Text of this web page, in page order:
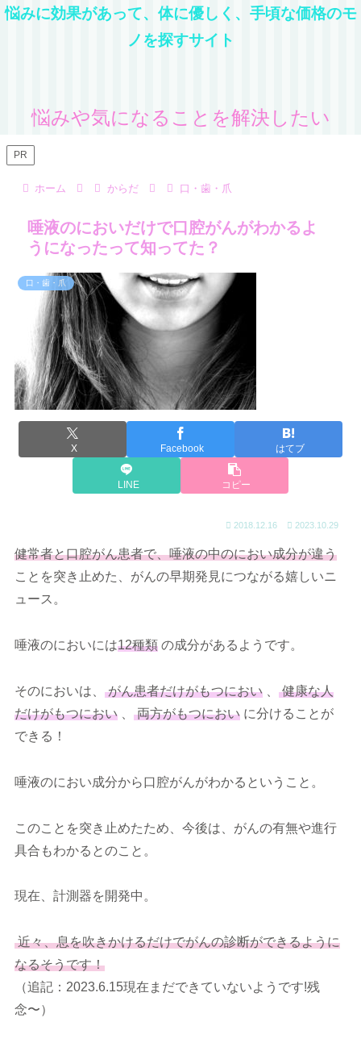
悩みに効果があって、体に優しく、手頃な価格のモ
ノを探すサイト
悩みや気になることを解決したい
PR
ホーム からだ 口・歯・爪
唾液のにおいだけで口腔がんがわかるよ
うになったって知ってた？
口・歯・爪
X Facebook はてブ
LINE コピー
2018.12.16 2023.10.29
健常者と口腔がん患者で、唾液の中のにおい成分が違う
ことを突き止めた、がんの早期発見につながる嬉しいニ
ュース。
唾液のにおいには12種類 の成分があるようです。
そのにおいは、がん患者だけがもつにおい 、健康な人
だけがもつにおい 、両方がもつにおい に分けることが
できる！
唾液のにおい成分から口腔がんがわかるということ。
このことを突き止めたため、今後は、がんの有無や進行
具合もわかるとのこと。
現在、計測器を開発中。
近々、息を吹きかけるだけでがんの診断ができるように
なるそうです！
（追記：2023.6.15現在まだできていないようです!残
念〜）